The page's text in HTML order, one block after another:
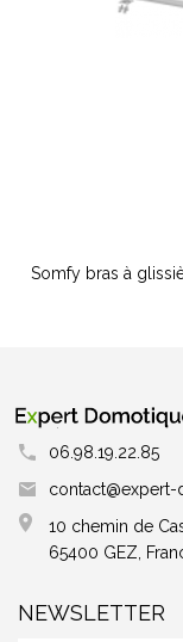
Somfy bras à
06.98.19.22.85
10 chemin de
65400 GEZ,
NEWSLETTER